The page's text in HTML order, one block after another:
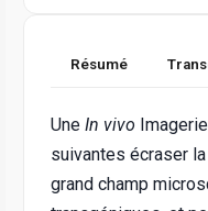
Résumé
Une In vivo
suivantes écraser
grand champ